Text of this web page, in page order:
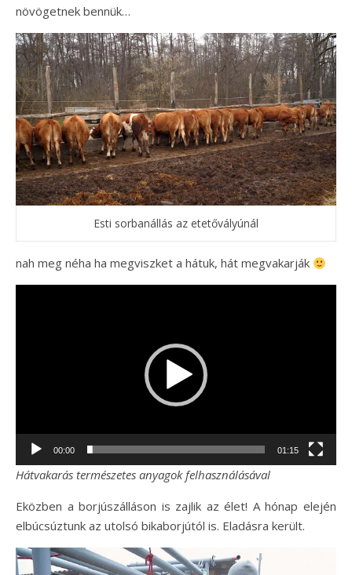
növögetnek bennük…
Esti sorbanállás az etetővályúnál
nah meg néha ha megviszket a hátuk, hát megvakarják
00:00 01:15
Hátvakarás természetes anyagok felhasználásával
Eközben a borjúszálláson is zajlik az élet! A hónap elején
elbúcsúztunk az utolsó bikaborjútól is. Eladásra került.